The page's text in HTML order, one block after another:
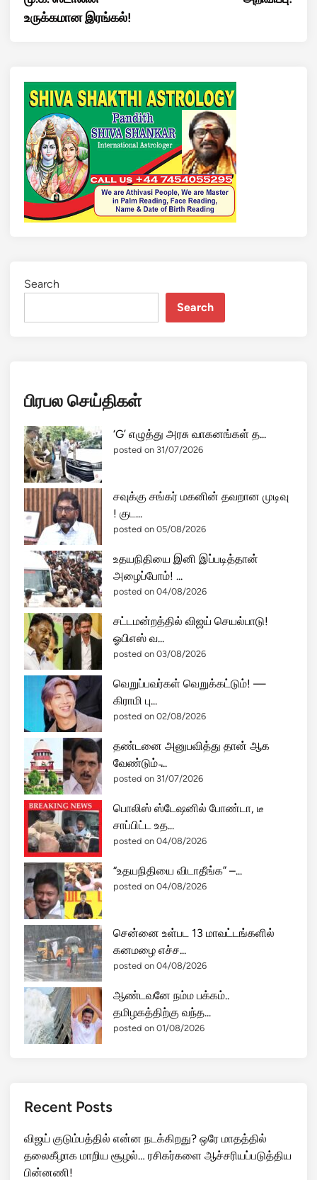
உருக்கமான இரங்கல்!
Search
Search
பிரபல செய்திகள்
‘G’ எழுத்து அரசு வாகனங்கள் த...
posted on 31/07/2026
சவுக்கு சங்கர் மகனின் தவறான முடிவு
! குட...
posted on 05/08/2026
உதயநிதியை இனி இப்படித்தான்
அழைப்போம்! ...
posted on 04/08/2026
சட்டமன்றத்தில் விஜய் செயல்பாடு!
ஓபிஎஸ் வ...
posted on 03/08/2026
வெறுப்பவர்கள் வெறுக்கட்டும்! —
கிராமி பு...
posted on 02/08/2026
தண்டனை அனுபவித்து தான் ஆக
வேண்டும் ̵...
posted on 31/07/2026
பொலிஸ் ஸ்டேஷனில் போண்டா, டீ
சாப்பிட்ட உத...
posted on 04/08/2026
“உதயநிதியை விடாதீங்க” –...
posted on 04/08/2026
சென்னை உள்பட 13 மாவட்டங்களில்
கனமழை எச்ச...
posted on 04/08/2026
ஆண்டவனே நம்ம பக்கம்..
தமிழகத்திற்கு வந்த...
posted on 01/08/2026
Recent Posts
விஜய் குடும்பத்தில் என்ன நடக்கிறது? ஒரே மாதத்தில்
தலைகீழாக மாறிய சூழல்… ரசிகர்களை ஆச்சரியப்படுத்திய
பின்னணி!